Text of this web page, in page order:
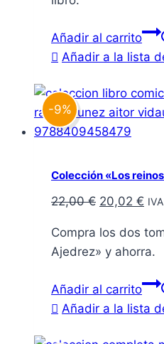
Añadir al carrito
Añadir a la lista
-9%
Colección «Los
22,00€ El
original
era:
20,02 € El
es:
Compra los dos
Ajedrez» y ahorra.
Añadir al carrito
Añadir a la lista